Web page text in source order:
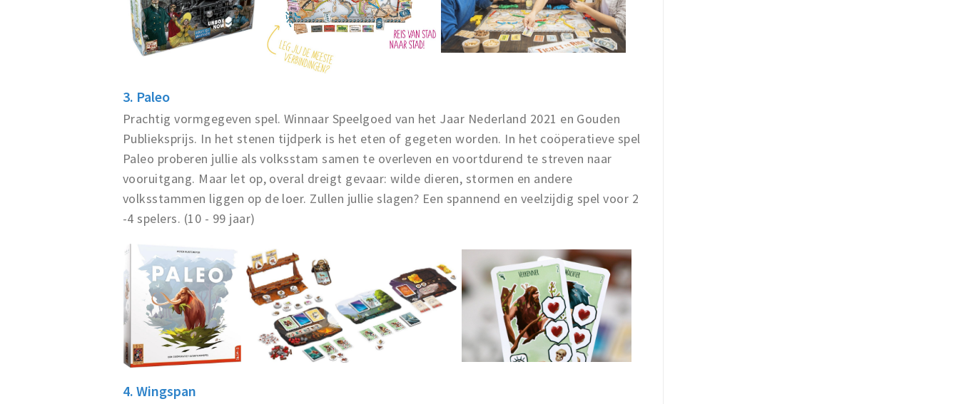
3. Paleo
Prachtig vormgegeven spel. Winnaar Speelgoed van het Jaar Nederland 2021 en Gouden
Publieksprijs. In het stenen tijdperk is het eten of gegeten worden. In het coöperatieve spel
Paleo proberen jullie als volksstam samen te overleven en voortdurend te streven naar
vooruitgang. Maar let op, overal dreigt gevaar: wilde dieren, stormen en andere
volksstammen liggen op de loer. Zullen jullie slagen? Een spannend en veelzijdig spel voor 2
-4 spelers. (10 - 99 jaar)
4. Wingspan